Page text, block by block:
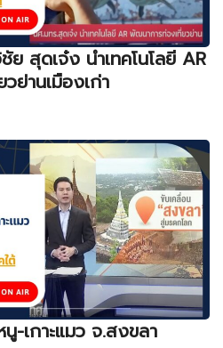
สุดเจ๋ง นำเทคโนโลยี AR
ย่านเมืองเก่า
นู-เกาะแมว จ.สงขลา